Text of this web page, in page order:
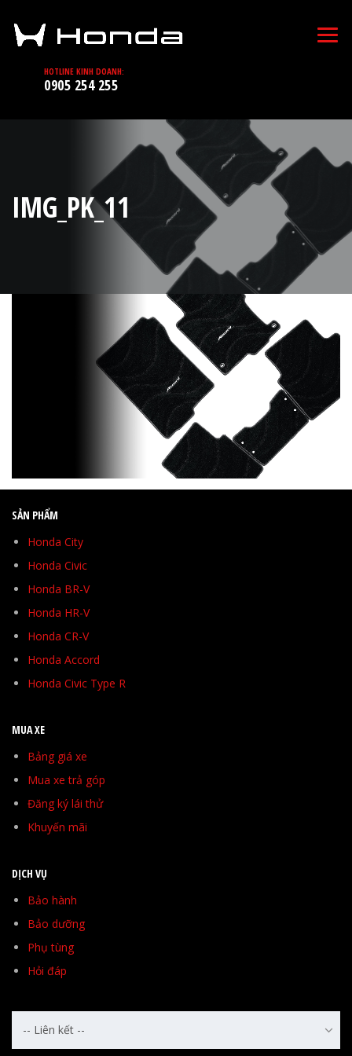
HOTLINE KINH DOANH:
0905 254 255
IMG_PK_11
SẢN PHẨM
Honda City
Honda Civic
Honda BR-V
Honda HR-V
Honda CR-V
Honda Accord
Honda Civic Type R
MUA XE
Bảng giá xe
Mua xe trả góp
Đăng ký lái thử
Khuyến mãi
DỊCH VỤ
Bảo hành
Bảo dưỡng
Phụ tùng
Hỏi đáp
-- Liên kết --